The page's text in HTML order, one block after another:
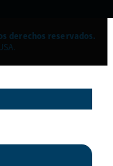
derechos reservados.